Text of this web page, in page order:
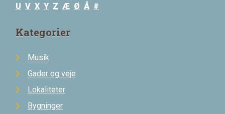
U V X Y Z Æ Ø Å #
Kategorier
Musik
Gader og veje
Lokaliteter
Bygninger